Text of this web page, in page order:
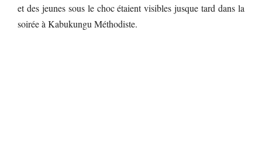
et des jeunes sous le choc étaient visibles jusque tard dans la
soirée à Kabukungu Méthodiste.